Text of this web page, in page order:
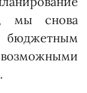
мы снова
бюджетным